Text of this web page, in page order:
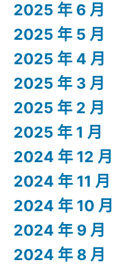
2025 年 6 月
2025 年 5 月
2025 年 4 月
2025 年 3 月
2025 年 2 月
2025 年 1 月
2024 年 12 月
2024 年 11 月
2024 年 10 月
2024 年 9 月
2024 年 8 月